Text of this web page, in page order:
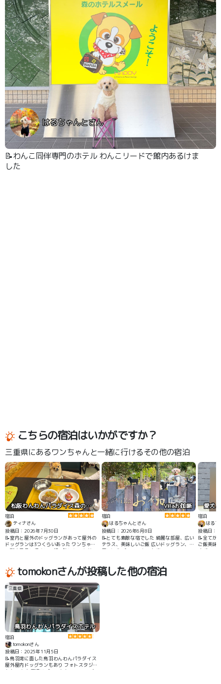
はるちゃんとさん
📝わんこ同伴専門のホテル わんこリードで館内あるけま
した
こちらの宿泊はいかがですか？
三重県にあるワンちゃんと一緒に行けるその他の宿泊
松阪わんわんパラダイス森のホテルスメール
宿泊
ティナさん
投稿日：2026年7月30日
📝室内と屋外のドッグランがあって屋外の
ドッグランは3つくらいあった ワンちゃん
の誕生日月に行くとご飯の時にケーキがつ
Villaお伽噺
宿泊
はるちゃんとさん
投稿日：2026年6月8日
📝とても素敵な宿でした 綺麗な部屋、広い
テラス、美味しいご飯 広いドッグラン、部
屋に温泉 パーフェクトな宿
宿泊
はる
投稿日：
📝全てが
ご飯美味
すぎ、テ
tomokonさんが投稿した他の宿泊
三重県
鳥羽わんわんパラダイスホテル
宿泊
tomokonさん
投稿日：2025年11月5日
📝鳥羽湾に面した鳥羽わんわんパラダイス
屋外屋内ドッグランもあり フォトスタジオ
もあります 夏場はプールもあり ライフジャ